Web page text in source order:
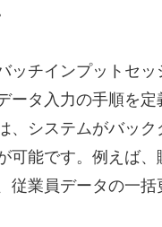
ッチインプットセッ
ータ入力の手順を定
、システムがバッ
可能です。例えば、
従業員データの一括